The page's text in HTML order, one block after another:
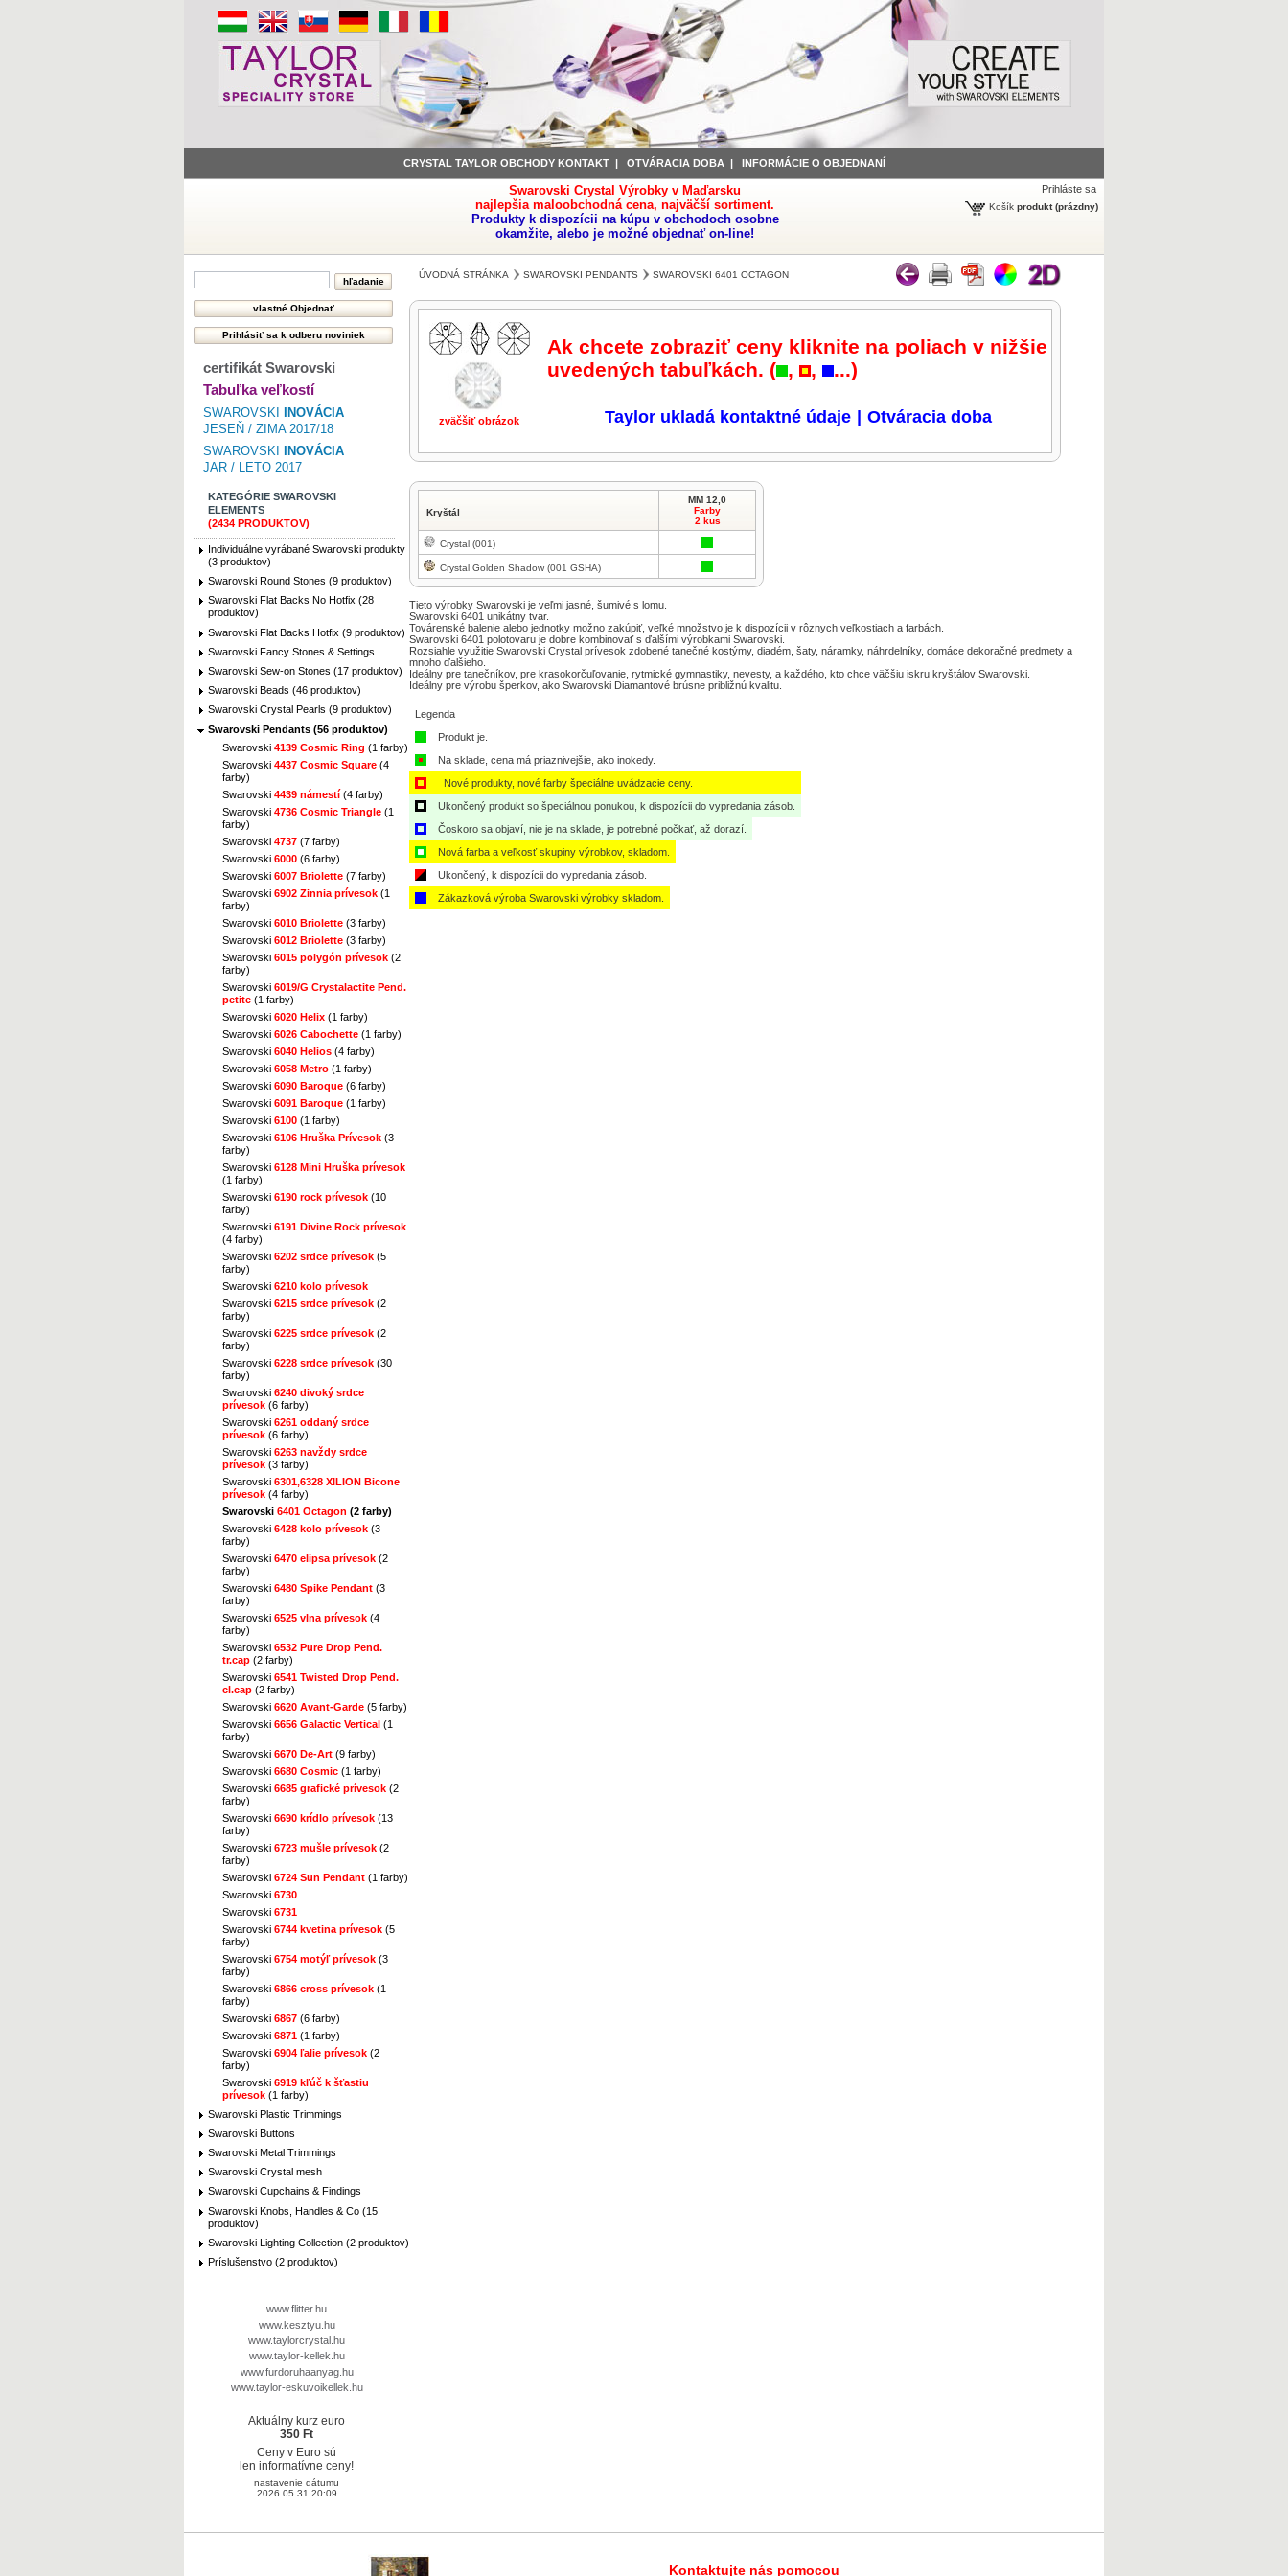
CRYSTAL TAYLOR OBCHODY KONTAKT| OTVÁRACIA DOBA | INFORMÁCIE O OBJEDNANÍ
Swarovski Crystal Výrobky v Maďarsku
najlepšia maloobchodná cena, najväčší sortiment.
Produkty k dispozícii na kúpu v obchodoch osobne
okamžite, alebo je možné objednať on-line!
Prihláste sa
Košík produkt (prázdny)
certifikát Swarovski
Tabuľka veľkostí
SWAROVSKI
INOVÁCIA
JESEŇ / ZIMA 2017/18
SWAROVSKI
INOVÁCIA
JAR / LETO 2017
KATEGÓRIE SWAROVSKI
ELEMENTS
(2434 PRODUKTOV)
Individuálne vyrábané Swarovski produkty
(3 produktov)
Swarovski Round Stones (9 produktov)
Swarovski Flat Backs No Hotfix (28
produktov)
Swarovski Flat Backs Hotfix (9 produktov)
Swarovski Fancy Stones & Settings
Swarovski Sew-on Stones (17 produktov)
Swarovski Beads (46 produktov)
Swarovski Crystal Pearls (9 produktov)
Swarovski Pendants (56 produktov)
Swarovski 4139 Cosmic Ring (1 farby)
Swarovski 4437 Cosmic Square (4
farby)
Swarovski 4439 námestí (4 farby)
Swarovski 4736 Cosmic Triangle (1
farby)
Swarovski 4737 (7 farby)
Swarovski 6000 (6 farby)
Swarovski 6007 Briolette (7 farby)
Swarovski 6902 Zinnia prívesok (1
farby)
Swarovski 6010 Briolette (3 farby)
Swarovski 6012 Briolette (3 farby)
Swarovski 6015 polygón prívesok (2
farby)
Swarovski 6019/G Crystalactite Pend.
petite (1 farby)
Swarovski 6020 Helix (1 farby)
Swarovski 6026 Cabochette (1 farby)
Swarovski 6040 Helios (4 farby)
Swarovski 6058 Metro (1 farby)
Swarovski 6090 Baroque (6 farby)
Swarovski 6091 Baroque (1 farby)
Swarovski 6100 (1 farby)
Swarovski 6106 Hruška Prívesok (3
farby)
Swarovski 6128 Mini Hruška prívesok
(1 farby)
Swarovski 6190 rock prívesok (10
farby)
Swarovski 6191 Divine Rock prívesok
(4 farby)
Swarovski 6202 srdce prívesok (5
farby)
Swarovski 6210 kolo prívesok
Swarovski 6215 srdce prívesok (2
farby)
Swarovski 6225 srdce prívesok (2
farby)
Swarovski 6228 srdce prívesok (30
farby)
Swarovski 6240 divoký srdce
prívesok (6 farby)
Swarovski 6261 oddaný srdce
prívesok (6 farby)
Swarovski 6263 navždy srdce
prívesok (3 farby)
Swarovski 6301,6328 XILION Bicone
prívesok (4 farby)
Swarovski 6401 Octagon (2 farby)
Swarovski 6428 kolo prívesok (3
farby)
Swarovski 6470 elipsa prívesok (2
farby)
Swarovski 6480 Spike Pendant (3
farby)
Swarovski 6525 vlna prívesok (4
farby)
Swarovski 6532 Pure Drop Pend.
tr.cap (2 farby)
Swarovski 6541 Twisted Drop Pend.
cl.cap (2 farby)
Swarovski 6620 Avant-Garde (5 farby)
Swarovski 6656 Galactic Vertical (1
farby)
Swarovski 6670 De-Art (9 farby)
Swarovski 6680 Cosmic (1 farby)
Swarovski 6685 grafické prívesok (2
farby)
Swarovski 6690 krídlo prívesok (13
farby)
Swarovski 6723 mušle prívesok (2
farby)
Swarovski 6724 Sun Pendant (1 farby)
Swarovski 6730
Swarovski 6731
Swarovski 6744 kvetina prívesok (5
farby)
Swarovski 6754 motýľ prívesok (3
farby)
Swarovski 6866 cross prívesok (1
farby)
Swarovski 6867 (6 farby)
Swarovski 6871 (1 farby)
Swarovski 6904 ľalie prívesok (2
farby)
Swarovski 6919 kľúč k šťastiu
prívesok (1 farby)
Swarovski Plastic Trimmings
Swarovski Buttons
Swarovski Metal Trimmings
Swarovski Crystal mesh
Swarovski Cupchains & Findings
Swarovski Knobs, Handles & Co (15
produktov)
Swarovski Lighting Collection (2 produktov)
Príslušenstvo (2 produktov)
www.flitter.hu
www.kesztyu.hu
www.taylorcrystal.hu
www.taylor-kellek.hu
www.furdoruhaanyag.hu
www.taylor-eskuvoikellek.hu
Aktuálny kurz euro
350 Ft
Ceny v Euro sú
len informatívne ceny!
nastavenie dátumu
2026.05.31 20:09
ÚVODNÁ STRÁNKA SWAROVSKI PENDANTS SWAROVSKI 6401 OCTAGON
zväčšiť obrázok zväčšiť obrázok zväčšiť obrázok
Ak chcete zobraziť ceny kliknite na poliach v nižšie
uvedených tabuľkách. ( , , ...)
Taylor ukladá kontaktné údaje Otváracia doba
Kryštál
MM 12,0
Farby
2 kus
Crystal (001)
Crystal Golden Shadow (001 GSHA)
Tieto výrobky Swarovski je veľmi jasné, šumivé s lomu.
Swarovski 6401 unikátny tvar.
Továrenské balenie alebo jednotky možno zakúpiť, veľké množstvo je k dispozícii v rôznych veľkostiach a farbách.
Swarovski 6401 polotovaru je dobre kombinovať s ďalšími výrobkami Swarovski.
Rozsiahle využitie Swarovski Crystal prívesok zdobené tanečné kostýmy, diadém, šaty, náramky, náhrdelníky, domáce dekoračné predmety a
mnoho ďalšieho.
Ideálny pre tanečníkov, pre krasokorčuľovanie, rytmické gymnastiky, nevesty, a každého, kto chce väčšiu iskru kryštálov Swarovski.
Ideálny pre výrobu šperkov, ako Swarovski Diamantové brúsne približnú kvalitu.
Legenda
Produkt je.
Na sklade, cena má priaznivejšie, ako inokedy.
Nové produkty, nové farby špeciálne uvádzacie ceny.
Ukončený produkt so špeciálnou ponukou, k dispozícii do vypredania zásob.
Čoskoro sa objaví, nie je na sklade, je potrebné počkať, až dorazí.
Nová farba a veľkosť skupiny výrobkov, skladom.
Ukončený, k dispozícii do vypredania zásob.
Zákazková výroba Swarovski výrobky skladom.
Kontaktujte nás pomocou